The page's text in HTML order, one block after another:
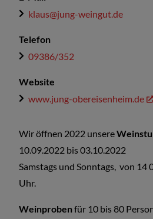
Wir öffnen 2022 unsere
10.09.2022 bis 03.10.2022
Samstags und Sonntags, von 14
Uhr.
Weinprobenfür 10 bis 80
klaus@jung-weingut.de
Telefon
09386/352
Website
www.jung-obereisenheim.de